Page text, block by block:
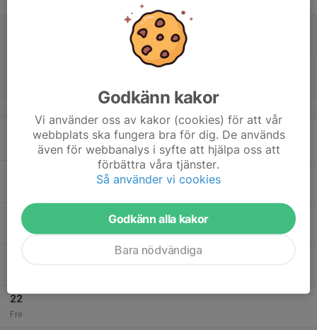
20
Ons
22
Fre
Godkänn kakor
Vi använder oss av kakor (cookies) för att vår
webbplats ska fungera bra för dig. De används
även för webbanalys i syfte att hjälpa oss att
förbättra våra tjänster.
Så använder vi cookies
Godkänn alla kakor
Bara nödvändiga